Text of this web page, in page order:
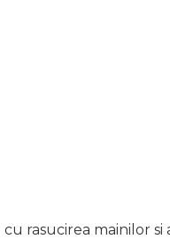
cu rasucirea mainilor